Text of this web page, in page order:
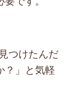
つけたんだ
？」と気軽